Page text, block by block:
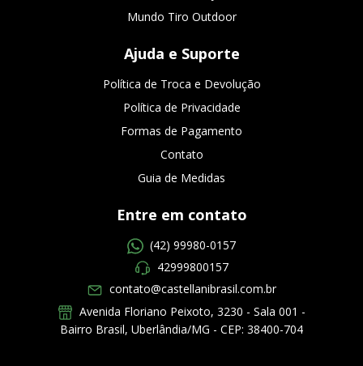
Mundo Tiro Outdoor
Ajuda e Suporte
Política de Troca e Devolução
Política de Privacidade
Formas de Pagamento
Contato
Guia de Medidas
Entre em contato
(42) 99980-0157
42999800157
contato@castellanibrasil.com.br
Avenida Floriano Peixoto, 3230 - Sala 001 -
Bairro Brasil, Uberlândia/MG - CEP: 38400-704